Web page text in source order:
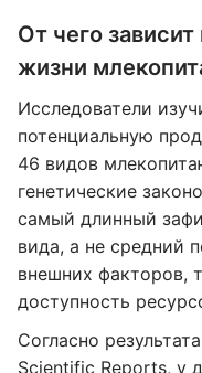
От чего
жизни
Исследователи
потенциальную
46 видов
генетические
самый длинный
вида, а не средний
внешних факторов,
доступность
Согласно
Scientific Reports, у